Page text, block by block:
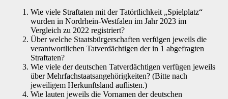
Wie viele Straftaten mit der Tatörtlichkeit „Spielplatz“
wurden in Nordrhein-Westfalen im Jahr 2023 im
Vergleich zu 2022 registriert?
Über welche Staatsbürgerschaften verfügen jeweils die
verantwortlichen Tatverdächtigen der in 1 abgefragten
Straftaten?
Wie viele der deutschen Tatverdächtigen verfügen jeweils
über Mehrfachstaatsangehörigkeiten? (Bitte nach
jeweiligem Herkunftsland auflisten.)
Wie lauten jeweils die Vornamen der deutschen